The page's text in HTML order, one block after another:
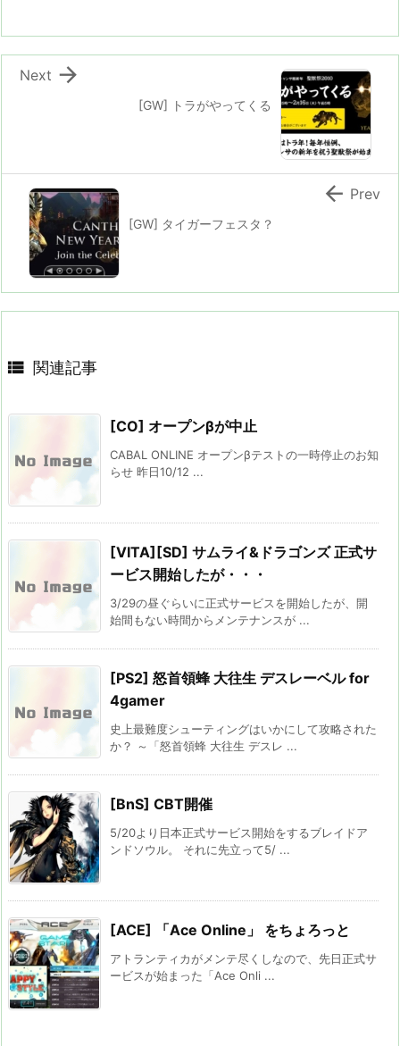
[GW] トラがやってくる

Next
[GW] タイガーフェスタ？
 Prev
 関連記事
[CO] オープンβが中止
CABAL ONLINE オープンβテストの一時停止のお知
らせ 昨日10/12 ...
[VITA][SD] サムライ&ドラゴンズ 正式サ
ービス開始したが・・・
3/29の昼ぐらいに正式サービスを開始したが、開
始間もない時間からメンテナンスが ...
[PS2] 怒首領蜂 大往生 デスレーベル for
4gamer
史上最難度シューティングはいかにして攻略された
か？ ～「怒首領蜂 大往生 デスレ ...
[BnS] CBT開催
5/20より日本正式サービス開始をするブレイドア
ンドソウル。 それに先立って5/ ...
[ACE] 「Ace Online」 をちょろっと
アトランティカがメンテ尽くしなので、先日正式サ
ービスが始まった「Ace Onli ...